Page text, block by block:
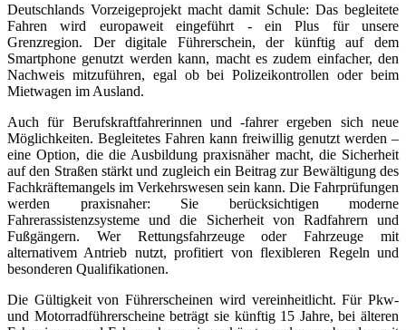
Deutschlands Vorzeigeprojekt macht damit Schule: Das begleitete
Fahren wird europaweit eingeführt - ein Plus für unsere
Grenzregion. Der digitale Führerschein, der künftig auf dem
Smartphone genutzt werden kann, macht es zudem einfacher, den
Nachweis mitzuführen, egal ob bei Polizeikontrollen oder beim
Mietwagen im Ausland.
Auch für Berufskraftfahrerinnen und -fahrer ergeben sich neue
Möglichkeiten. Begleitetes Fahren kann freiwillig genutzt werden –
eine Option, die die Ausbildung praxisnäher macht, die Sicherheit
auf den Straßen stärkt und zugleich ein Beitrag zur Bewältigung des
Fachkräftemangels im Verkehrswesen sein kann. Die Fahrprüfungen
werden praxisnaher: Sie berücksichtigen moderne
Fahrerassistenzsysteme und die Sicherheit von Radfahrern und
Fußgängern. Wer Rettungsfahrzeuge oder Fahrzeuge mit
alternativem Antrieb nutzt, profitiert von flexibleren Regeln und
besonderen Qualifikationen.
Die Gültigkeit von Führerscheinen wird vereinheitlicht. Für Pkw-
und Motorradführerscheine beträgt sie künftig 15 Jahre, bei älteren